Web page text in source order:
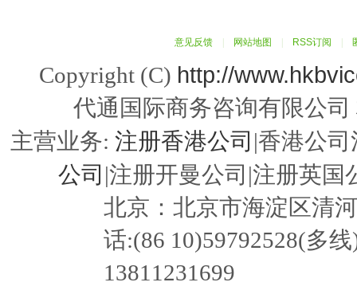
意见反馈 网站地图 RSS订阅
Copyright (C) http://
代通国际商务咨询有限公
主营业务: 注册香港公司 |香港公
公司 |注册开曼公司|注册英
北京：北京市海淀区清
话:(86 10)59792528(多
13811231699